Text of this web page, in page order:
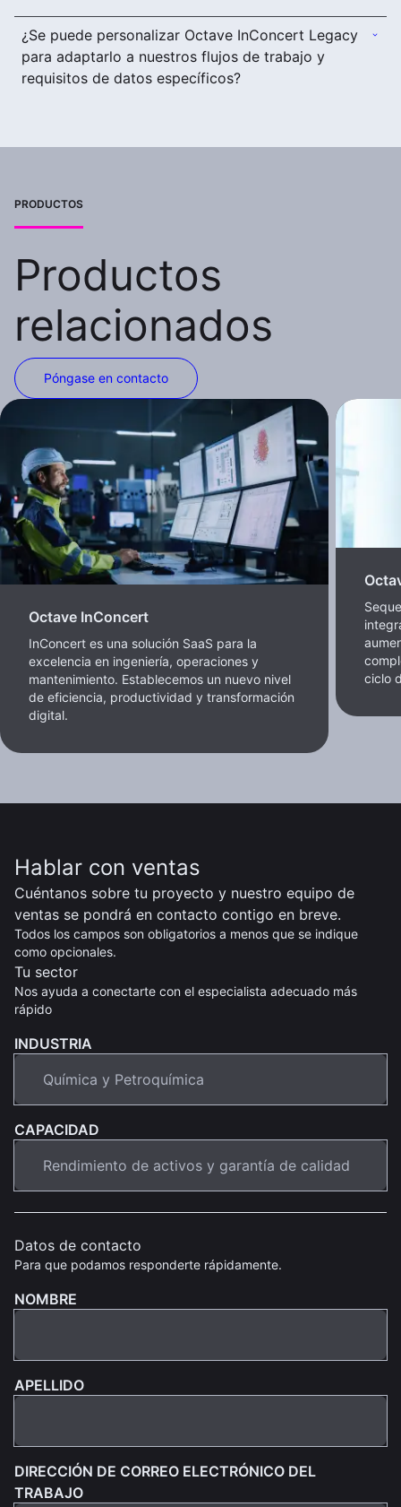
¿Se puede personalizar Octave InConcert Legacy
para adaptarlo a nuestros flujos de trabajo y
requisitos de datos específicos?
PRODUCTOS
Productos
relacionados
Póngase en contacto
Octave InConcert
InConcert es una solución SaaS para la
excelencia en ingeniería, operaciones y
mantenimiento. Establecemos un nuevo nivel
de eficiencia, productividad y transformación
digital.
ciclo
Hablar con ventas
Cuéntanos sobre tu proyecto y nuestro equipo de
ventas se pondrá en contacto contigo en breve.
Todos los campos son obligatorios a menos que se indique
como opcionales.
Tu sector
Nos ayuda a conectarte con el especialista adecuado más
rápido
INDUSTRIA
CAPACIDAD
Datos de contacto
Para que podamos responderte rápidamente.
NOMBRE
APELLIDO
DIRECCIÓN DE CORREO ELECTRÓNICO DEL
TRABAJO